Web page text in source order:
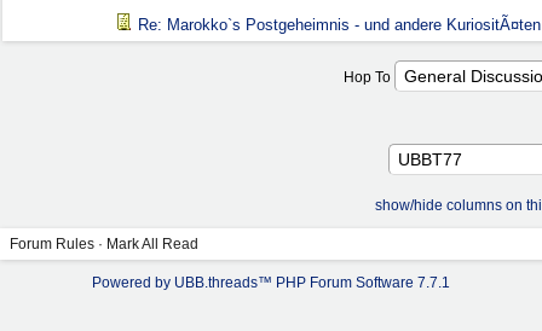
Re: Marokko`s Postgeheimnis - und andere KuriositÃ¤ten
Hop To
show/hide columns on
Forum Rules · Mark All Read
Powered by UBB.threads™ PHP Forum Software 7.7.1